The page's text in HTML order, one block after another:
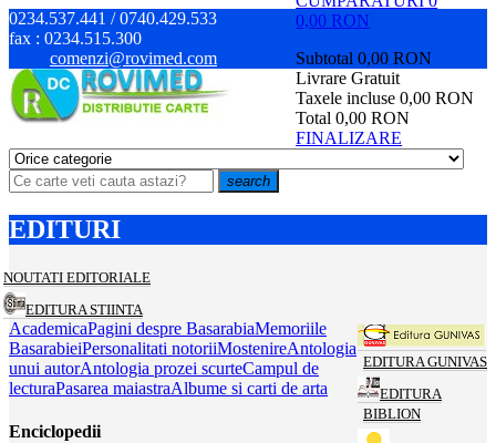
0234.537.441 / 0740.429.533
fax : 0234.515.300
comenzi@rovimed.com
0,00 RON
Subtotal 0,00 RON
Livrare Gratuit
Taxele incluse 0,00 RON
Total 0,00 RON
FINALIZARE
search
EDITURI
NOUTATI EDITORIALE
EDITURA STIINTA
AcademicaPagini despre BasarabiaMemoriile
BasarabieiPersonalitati notoriiMostenireAntologia
unui autorAntologia prozei scurteCampul de
lecturaPasarea maiastraAlbume si carti de arta
Enciclopedii
EDITURA GUNIVAS
EDITURA
BIBLION